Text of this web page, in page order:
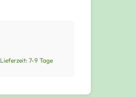
Lieferzeit: 7-9 Tage